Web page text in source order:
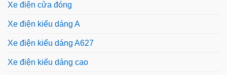
Xe điện cửa đóng
Xe điện kiểu dáng A
Xe điện kiểu dáng A627
Xe điện kiểu dáng cao